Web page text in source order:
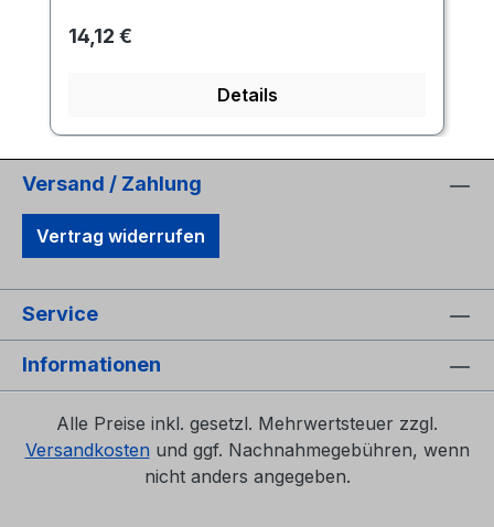
Regulärer Preis:
14,12 €
Details
Versand / Zahlung
Vertrag widerrufen
Service
Informationen
Alle Preise inkl. gesetzl. Mehrwertsteuer zzgl.
Versandkosten und ggf. Nachnahmegebühren, wenn
nicht anders angegeben.